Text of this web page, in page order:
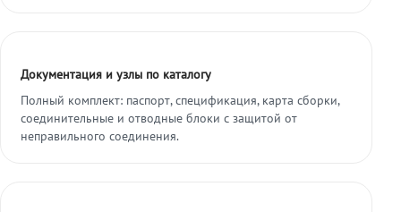
Документация и узлы по каталогу
Полный комплект: паспорт, спецификация, карта сборки,
соединительные и отводные блоки с защитой от
неправильного соединения.